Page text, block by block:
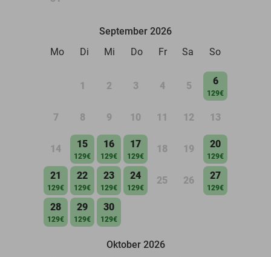
September 2026
Mo
Di Mi Do Fr Sa So
1 2 3 4 5 6
129€
7 8 9 10 11 12 13
14 15
129€
16
129€
17
129€
18 19 20
129€
21
129€
22
129€
23
129€
24
129€
25 26 27
129€
28
129€
29
129€
30
129€
Oktober 2026